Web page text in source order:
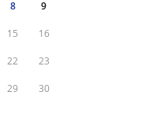
8 9
15 16
22 23
29 30